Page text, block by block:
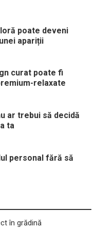
poate deveni
apariții
curat poate fi
relaxate
ar trebui să decidă
ta
personal fără să
în grădină